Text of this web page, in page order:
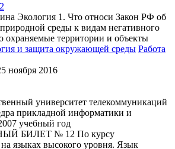
Экология 1. Что относи Закон РФ об
среды к видам негативного
охраняемые территории и объекты
и защита окружающей среды Работа
ноября 2016
университет телекоммуникаций
прикладной информатики и
учебный год
БИЛЕТ № 12 По курсу
языках высокого уровня. Язык